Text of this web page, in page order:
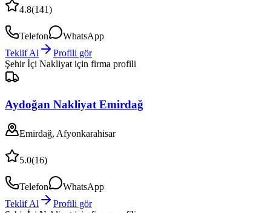
4.8(141)
Telefon
WhatsApp
Teklif Al
Profili gör
Şehir İçi Nakliyat için firma profili
Aydoğan Nakliyat Emirdağ
Emirdağ, Afyonkarahisar
5.0(16)
Telefon
WhatsApp
Teklif Al
Profili gör